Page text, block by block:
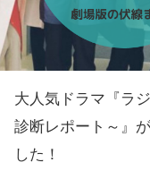
大人気ドラマ『ラ
診断レポート～』
した！